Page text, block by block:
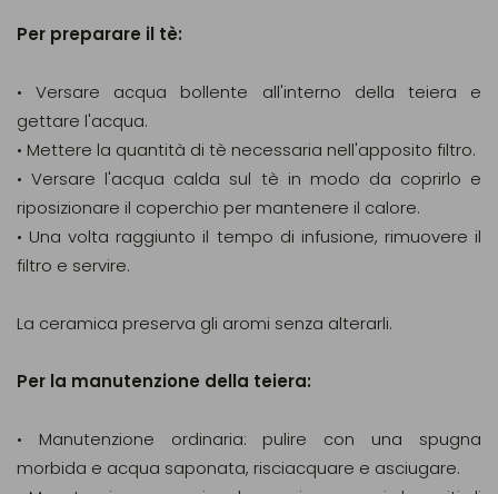
Per preparare il tè:
• Versare acqua bollente all'interno della teiera e
gettare l'acqua.
• Mettere la quantità di tè necessaria nell'apposito filtro.
• Versare l'acqua calda sul tè in modo da coprirlo e
riposizionare il coperchio per mantenere il calore.
• Una volta raggiunto il tempo di infusione, rimuovere il
filtro e servire.
La ceramica preserva gli aromi senza alterarli.
Per la manutenzione della teiera:
• Manutenzione ordinaria: pulire con una spugna
morbida e acqua saponata, risciacquare e asciugare.